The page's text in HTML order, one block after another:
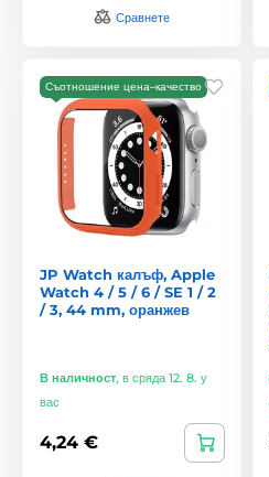
Сравнете
Съотношение цена–качество
JP Watch калъф, Apple
Watch 4 / 5 / 6 / SE 1 / 2
/ 3, 44 mm, оранжев
В наличност, в сряда 12. 8. у
вас
4,24 €